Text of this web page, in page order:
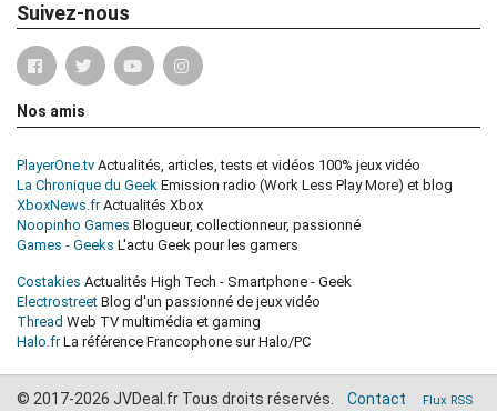
Suivez-nous
Nos amis
PlayerOne.tv Actualités, articles, tests et vidéos 100% jeux vidéo
La Chronique du Geek Emission radio (Work Less Play More) et blog
XboxNews.frActualités Xbox
Noopinho Games Blogueur, collectionneur, passionné
Games - Geeks L'actu Geek pour les gamers
Costakies Actualités High Tech - Smartphone - Geek
Electrostreet Blog d'un passionné de jeux vidéo
Thread Web TV multimédia et gaming
Halo.frLa référence Francophone sur Halo/PC
© 2017-2026 JVDeal.fr Tous droits réservés. Contact Flux RSS